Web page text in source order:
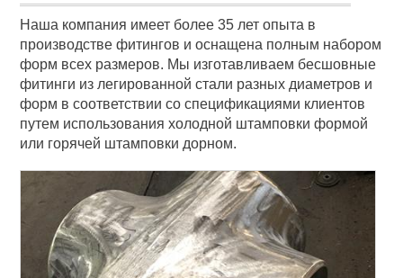
Наша компания имеет более 35 лет опыта в
производстве фитингов и оснащена полным набором
форм всех размеров. Мы изготавливаем бесшовные
фитинги из легированной стали разных диаметров и
форм в соответствии со спецификациями клиентов
путем использования холодной штамповки формой
или горячей штамповки дорном.